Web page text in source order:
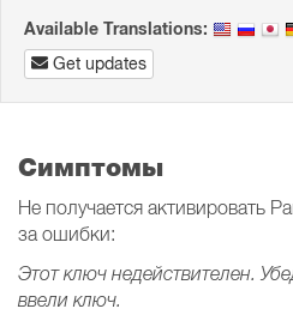
Available Translations:
Get updates
Симптомы
Не получается активировать
за ошибки:
Этот ключ недействителен.
ввели ключ.